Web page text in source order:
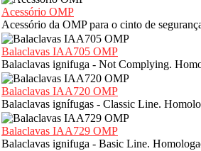
Acessório OMP
Acessório da OMP para o cinto de
Balaclavas IAA705 OMP
Balaclavas ignifuga - Not Complying.
Balaclavas IAA720 OMP
Balaclavas ignífugas - Classic Line.
Balaclavas IAA729 OMP
Balaclavas ignifuga - Basic Line.